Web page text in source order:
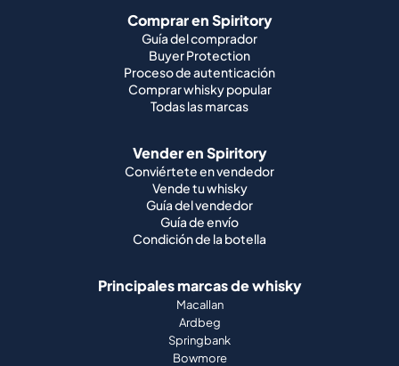
Comprar en Spiritory
Guía del comprador
Buyer Protection
Proceso de autenticación
Comprar whisky popular
Todas las marcas
Vender en Spiritory
Conviértete en vendedor
Vende tu whisky
Guía del vendedor
Guía de envío
Condición de la botella
Principales marcas de whisky
Macallan
Ardbeg
Springbank
Bowmore